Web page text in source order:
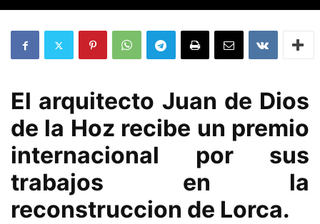
El arquitecto Juan de Dios
de la Hoz recibe un premio
internacional por sus
trabajos en la
reconstruccion de Lorca.